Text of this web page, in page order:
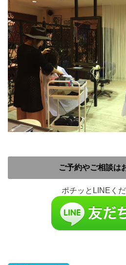
ご予約やご相談は
ポチッとLINEくだ